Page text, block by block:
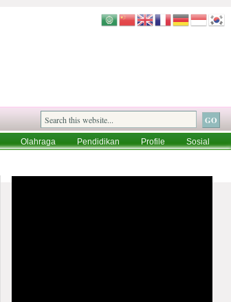
Olahraga Pendidikan Profile
Sosial